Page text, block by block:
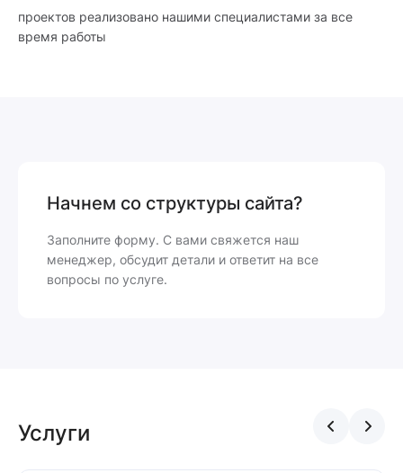
проектов реализовано нашими специалистами за все
время работы
Начнем со структуры сайта?
Заполните форму. С вами свяжется наш
менеджер, обсудит детали и ответит на все
вопросы по услуге.
Услуги